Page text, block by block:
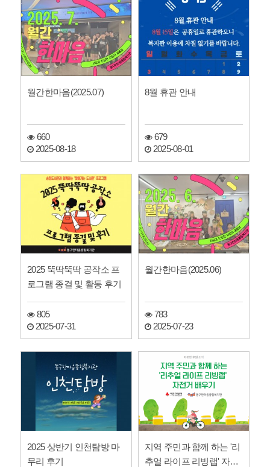
월간한마음(2025.07)
660
2025-08-18
8월 휴관 안내
679
2025-08-01
2025 뚝딱뚝딱 공작소 프
로그램 종결 및 활동 후기
805
2025-07-31
월간한마음(2025.06)
783
2025-07-23
2025 상반기 인천탐방 마
무리 후기
지역 주민과 함께 하는 '리
추얼 라이프 리빙랩' 자전